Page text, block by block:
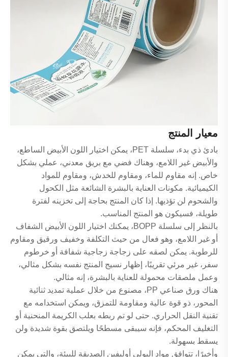
معيار المنتج
بادئ ذي بدء، سلسلة PET، يمكن اختيار اللون الأبيض الساطع،
والأبيض غير اللامع، وهناك فضي مع بريق معدني، عملي بشكل
خاص. إنه مقاوم للماء، ومقاوم للخدش، ومقاوم للمواد
الكيميائية. مكونات العناية بالبشرة الشائعة مثل الكحول
والشحوم لن تؤذيها. إذا كان المنتج بحاجة إلى تخزينه لفترة
طويلة، فسيكون هو المنتج المناسب.
بالنظر إلى سلسلة BOPP، يمكنك اختيار اللون الأبيض الشفاف
أو غير اللامع، وهو فعال من حيث التكلفة وخفيف ورقيق ومقاوم
للرطوبة. يمكن لصقه على زجاجة زجاجية شفافة أو خرطوم
سفر، غير مرئي تقريبًا، إظهار نسيج المنتج نفسه بشكل مثالي،
وعمل ملصقات محمولة للعناية بالبشرة، إنه مثالي.
هناك ورق صناعي PP، مصنوع من خلال عملية تمديد ثنائية
المحور، ذو قوة عالية ومقاومة للتمزق، ويمكن استخدامه مع
تقنية النقل الحراري. حتى لو تم ربطه بعلب الكريمة المنحنية أو
التغليف المحكم، فإنه سيبقى مسطحًا ويلتصق بقوة شديدة ولن
يسقط بسهولة.
وأخيرًا، تتوافق مواد البولي أوليفين الصديقة للبيئة، والتي يمكن